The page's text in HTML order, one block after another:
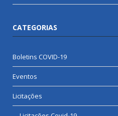
CATEGORIAS
Boletins COVID-19
Eventos
Licitações